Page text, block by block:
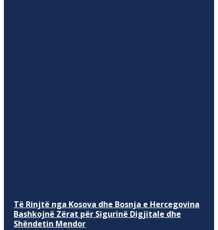
Të Rinjtë nga Kosova dhe Bosnja e Hercegovina
Bashkojnë Zërat për Sigurinë Digjitale dhe
Shëndetin Mendor